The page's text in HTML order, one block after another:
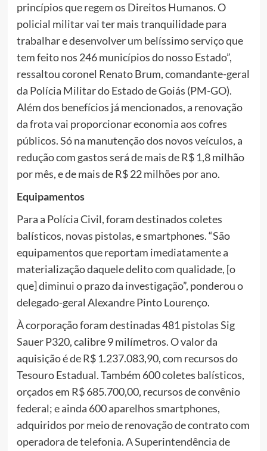
princípios que regem os Direitos Humanos. O
policial militar vai ter mais tranquilidade para
trabalhar e desenvolver um belíssimo serviço que
tem feito nos 246 municípios do nosso Estado”,
ressaltou coronel Renato Brum, comandante-geral
da Polícia Militar do Estado de Goiás (PM-GO).
Além dos benefícios já mencionados, a renovação
da frota vai proporcionar economia aos cofres
públicos. Só na manutenção dos novos veículos, a
redução com gastos será de mais de R$ 1,8 milhão
por mês, e de mais de R$ 22 milhões por ano.
Equipamentos
Para a Polícia Civil, foram destinados coletes
balísticos, novas pistolas, e smartphones. “São
equipamentos que reportam imediatamente a
materialização daquele delito com qualidade, [o
que] diminui o prazo da investigação”, ponderou o
delegado-geral Alexandre Pinto Lourenço.
À corporação foram destinadas 481 pistolas Sig
Sauer P320, calibre 9 milímetros. O valor da
aquisição é de R$ 1.237.083,90, com recursos do
Tesouro Estadual. Também 600 coletes balísticos,
orçados em R$ 685.700,00, recursos de convênio
federal; e ainda 600 aparelhos smartphones,
adquiridos por meio de renovação de contrato com
operadora de telefonia. A Superintendência de